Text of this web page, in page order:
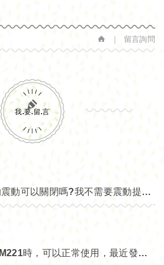
留言詢問
我.要.留.言
請問M231執行動作的震動可以關閉嗎?我不需要震動提示的這個功能，謝謝
您好： 之前購買一台M221時，可以正常使用，最近發現充完電（燈號呈現藍色），錄影時間有時正常，有時錄約一分鐘就自動關機，請問怎麼處理，謝謝